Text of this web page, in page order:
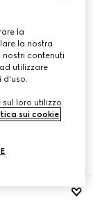
GUCCI
ORO 18K
2,610
la
la nostra
contenuti
utilizzare
d'uso.
loro utilizzo
sui cookie.